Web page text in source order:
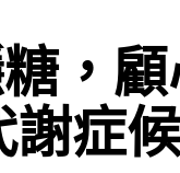
，
謝症